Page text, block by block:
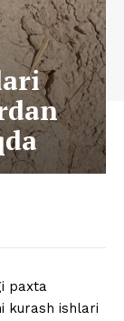
paxta
kurash ishlari